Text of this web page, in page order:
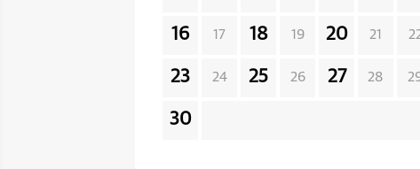
16 17 18 19 20 21
23 24 25 26 27 28
30